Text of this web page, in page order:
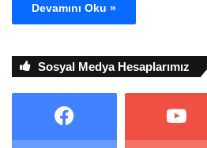
Devamını Oku »
Sosyal Medya Hesaplarımız